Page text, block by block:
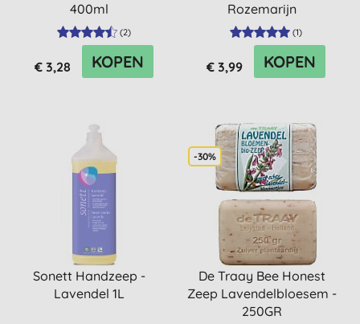
400ml
(2)
€ 3,28 KOPEN
Rozemarijn
(1)
€ 3,99 KOPEN
Sonett Handzeep -
Lavendel 1L
-30%
De Traay Bee Honest
Zeep Lavendelbloesem -
250GR